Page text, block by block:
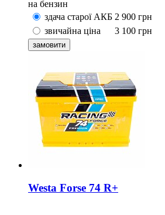
на бензин
здача старої АКБ 2 900 грн
звичайна ціна
3 100 грн
Westa Forse 74 R+